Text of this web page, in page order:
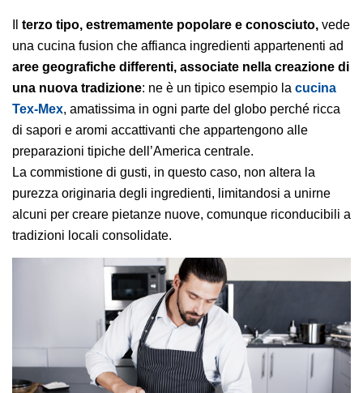
terzo tipo, estremamente popolare e conosciuto, vede
una cucina fusion che affianca ingredienti appartenenti ad
aree geografiche differenti, associate nella creazione di
una nuova tradizione: ne è un tipico esempio la cucina
Tex-Mex, amatissima in ogni parte del globo perché ricca
di sapori e aromi accattivanti che appartengono alle
preparazioni tipiche dell’America centrale.
La commistione di gusti, in questo caso, non altera la
purezza originaria degli ingredienti, limitandosi a unirne
alcuni per creare pietanze nuove, comunque riconducibili a
tradizioni locali consolidate.